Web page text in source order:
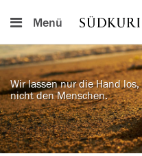
Menü
Wir lassen nur die Hand los,
nicht den Menschen.